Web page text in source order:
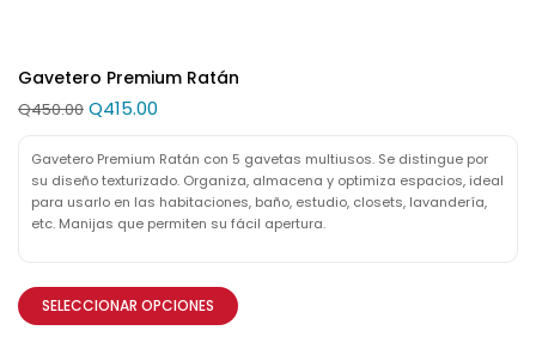
Gavetero Premium Ratán
Q450.00 Q415.00
Gavetero Premium Ratán con 5 gavetas multiusos. Se distingue por
su diseño texturizado. Organiza, almacena y optimiza espacios, ideal
para usarlo en las habitaciones, baño, estudio, closets, lavandería,
etc. Manijas que permiten su fácil apertura.
SELECCIONAR OPCIONES